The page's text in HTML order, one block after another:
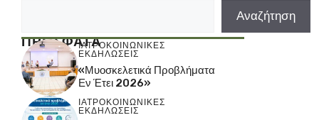
Αναζήτηση
ΠΡΟΣΦΑΤΑΙΑΤΡΟΚΟΙΝΩΝΙΚΕΣ
ΕΚΔΗΛΩΣΕΙΣ
«Μυοσκελετικά Προβλήματα
Εν Έτει 2026»
ΙΑΤΡΟΚΟΙΝΩΝΙΚΕΣ
ΕΚΔΗΛΩΣΕΙΣ